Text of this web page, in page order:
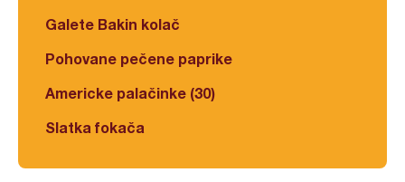
Galete Bakin kolač
Pohovane pečene paprike
Americke palačinke (30)
Slatka fokača